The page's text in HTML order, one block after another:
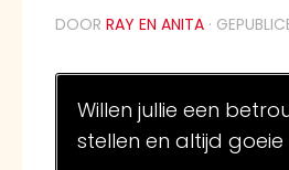
DOOR RAY EN ANITA ·
Willen jullie een
stellen en altijd